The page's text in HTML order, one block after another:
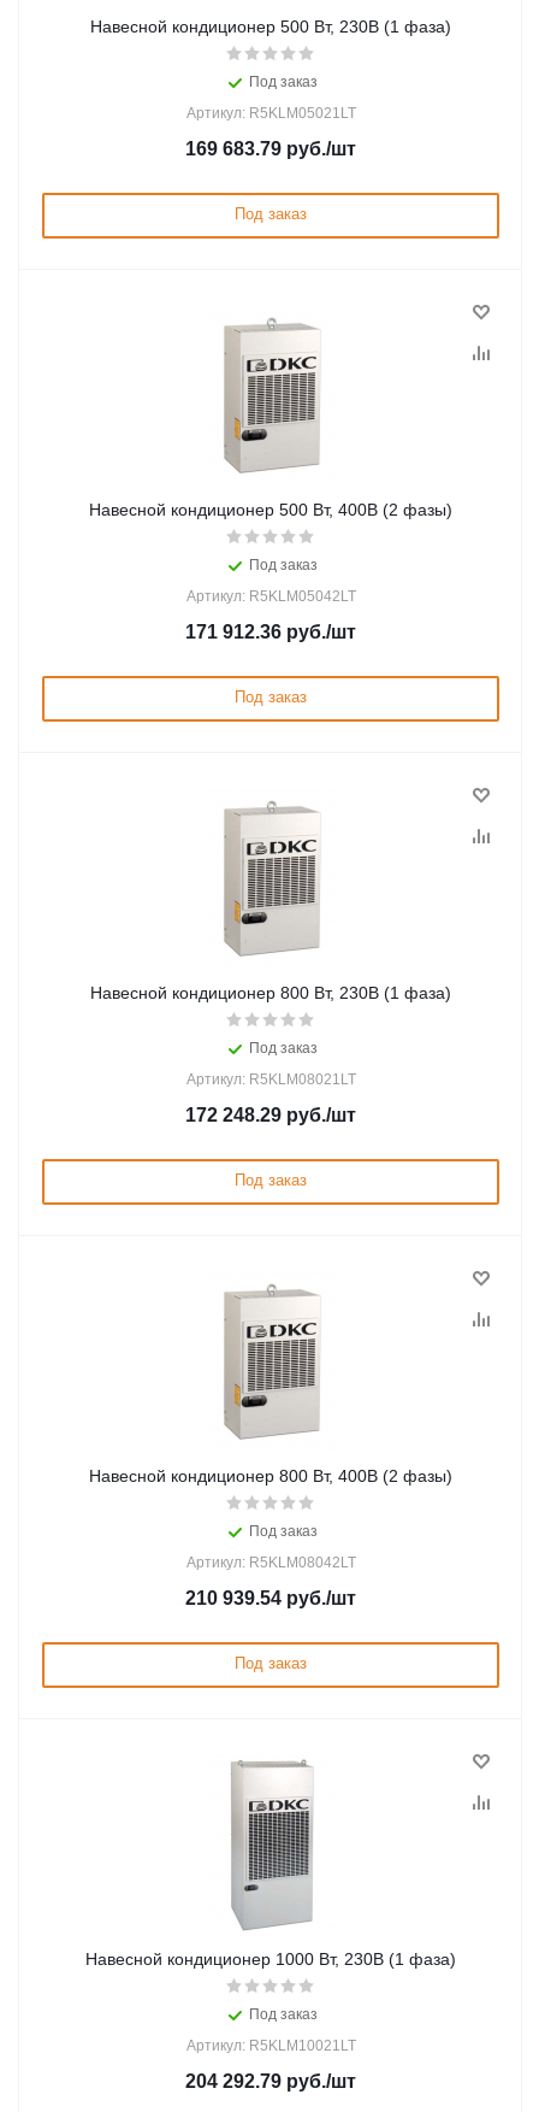
Навесной кондиционер 500 Вт, 230В (1 фаза)
Под заказ
Артикул: R5KLM05021LT
169 683.79 руб./шт
Под заказ
Навесной кондиционер 500 Вт, 400В (2 фазы)
Под заказ
Артикул: R5KLM05042LT
171 912.36 руб./шт
Под заказ
Навесной кондиционер 800 Вт, 230В (1 фаза)
Под заказ
Артикул: R5KLM08021LT
172 248.29 руб./шт
Под заказ
Навесной кондиционер 800 Вт, 400В (2 фазы)
Под заказ
Артикул: R5KLM08042LT
210 939.54 руб./шт
Под заказ
Навесной кондиционер 1000 Вт, 230В (1 фаза)
Под заказ
Артикул: R5KLM10021LT
204 292.79 руб./шт